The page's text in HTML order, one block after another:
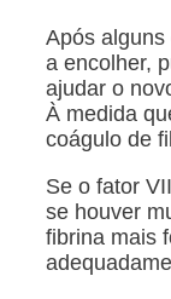
Após
a encolher,
ajudar o
À medida
coágulo de
Se o fator
se houver
fibrina mais